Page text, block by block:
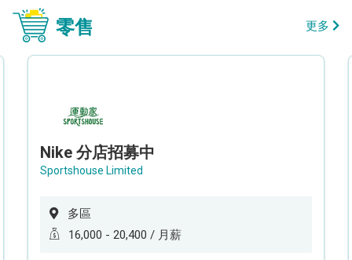
零售 更多
Nike 分店招募中
Sportshouse Limited
多區
16,000 - 20,400 / 月薪